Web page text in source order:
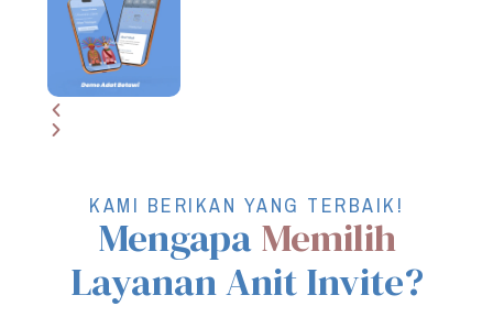
KAMI BERIKAN YANG TERBAIK!
MengapaMemilih
Layanan Anit Invite?